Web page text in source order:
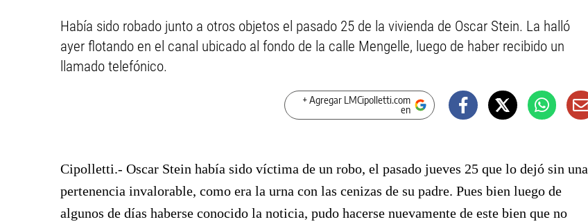
Había sido robado junto a otros objetos el pasado 25 de la vivienda de Oscar Stein. La halló
ayer flotando en el canal ubicado al fondo de la calle Mengelle, luego de haber recibido un
llamado telefónico.
+ Agregar LMCipolletti.com
en
Cipolletti.- Oscar Stein había sido víctima de un robo, el pasado jueves 25 que lo dejó sin una
pertenencia invalorable, como era la urna con las cenizas de su padre. Pues bien luego de
algunos de días haberse conocido la noticia, pudo hacerse nuevamente de este bien que no